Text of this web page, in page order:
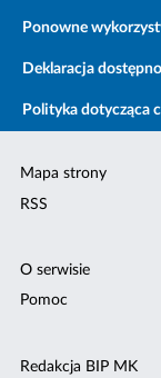
Ponowne
Deklaracja
Polityka dotycząca
Mapa strony
RSS
O serwisie
Pomoc
Redakcja BIP MK